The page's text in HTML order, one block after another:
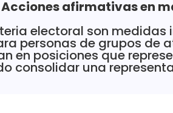
Acciones afirmativas en
electoral son
personas de grupos de
en posiciones que
consolidar una